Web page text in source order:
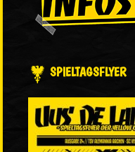
SPIELTAGSFLYER